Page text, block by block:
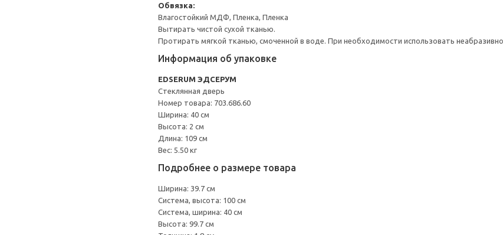
Обвязка:
Влагостойкий МДФ, Пленка, Пленка
Вытирать чистой сухой тканью.
Протирать мягкой тканью, смоченной в воде. При необходимости использовать
Информация об упаковке
EDSERUM ЭДСЕРУМ
Стеклянная дверь
Номер товара: 703.686.60
Ширина: 40 см
Высота: 2 см
Длина: 109 см
Вес: 5.50 кг
Подробнее о размере товара
Ширина: 39.7 см
Система, высота: 100 см
Система, ширина: 40 см
Высота: 99.7 см